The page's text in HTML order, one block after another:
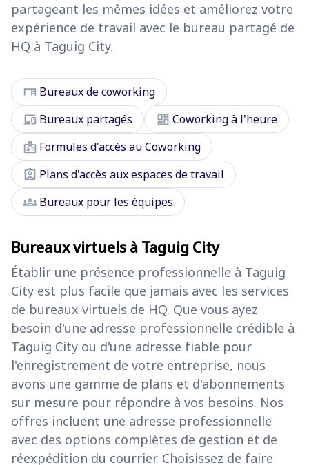
partageant les mêmes idées et améliorez votre
expérience de travail avec le bureau partagé de
HQ à Taguig City.
desk Bureaux de coworking
devices Bureaux partagés dashboard Coworking à l'heure
badge Formules d'accès au Coworking
assignment_ind Plans d'accès aux espaces de travail
groupsBureaux pour les équipes
Bureaux virtuels à Taguig City
Établir une présence professionnelle à Taguig
City est plus facile que jamais avec les services
de bureaux virtuels de HQ. Que vous ayez
besoin d'une adresse professionnelle crédible à
Taguig City ou d'une adresse fiable pour
l'enregistrement de votre entreprise, nous
avons une gamme de plans et d'abonnements
sur mesure pour répondre à vos besoins. Nos
offres incluent une adresse professionnelle
avec des options complètes de gestion et de
réexpédition du courrier. Choisissez de faire